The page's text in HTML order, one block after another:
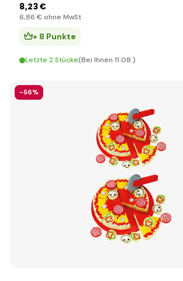
8,23 €
6,86 € ohne MwSt
+ 8 Punkte
Letzte 2 Stücke(Bei Ihnen 11.08.)
-56%